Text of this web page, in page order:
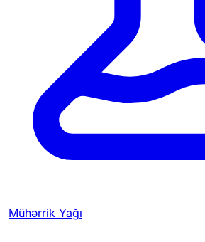
Mühərrik Yağı